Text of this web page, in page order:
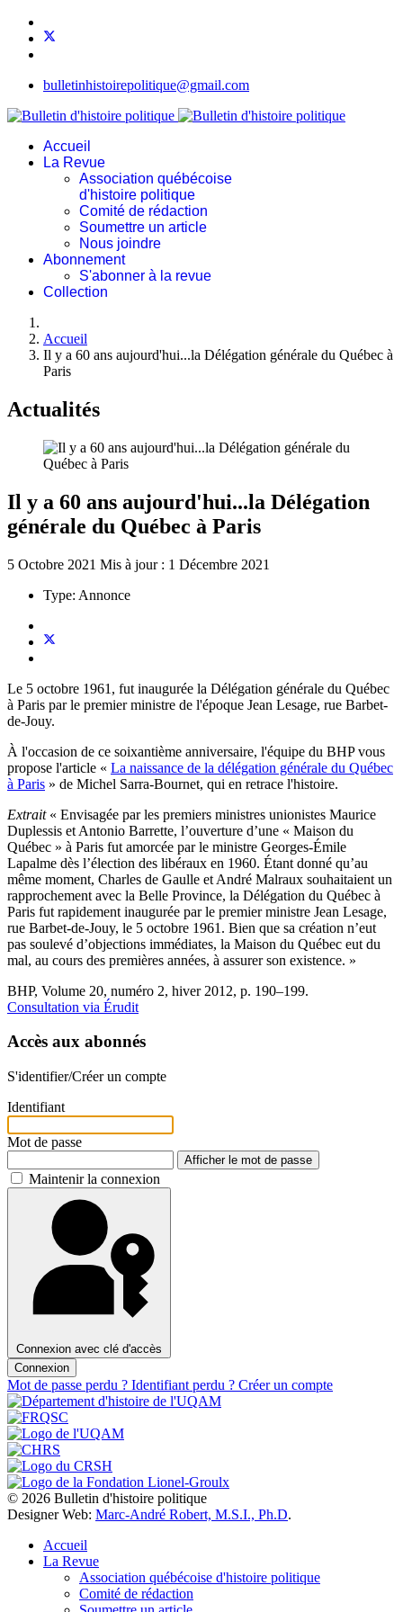
bulletinhistoirepolitique@gmail.com
Accueil
La Revue
Association québécoise
d'histoire politique
Comité de rédaction
Soumettre un article
Nous joindre
Abonnement
S'abonner à la revue
Collection
Accueil
Il y a 60 ans aujourd'hui...la Délégation générale du Québec à
Paris
Actualités
Il y a 60 ans aujourd'hui...la Délégation
générale du Québec à Paris
5 Octobre 2021 Mis à jour : 1 Décembre 2021
Type: Annonce
Le 5 octobre 1961, fut inaugurée la Délégation générale du Québec
à Paris par le premier ministre de l'époque Jean Lesage, rue Barbet-
de-Jouy.
À l'occasion de ce soixantième anniversaire, l'équipe du BHP vous
propose l'article « La naissance de la délégation générale du Québec
à Paris » de Michel Sarra-Bournet, qui en retrace l'histoire.
Extrait« Envisagée par les premiers ministres unionistes Maurice
Duplessis et Antonio Barrette, l’ouverture d’une « Maison du
Québec » à Paris fut amorcée par le ministre Georges-Émile
Lapalme dès l’élection des libéraux en 1960. Étant donné qu’au
même moment, Charles de Gaulle et André Malraux souhaitaient un
rapprochement avec la Belle Province, la Délégation du Québec à
Paris fut rapidement inaugurée par le premier ministre Jean Lesage,
rue Barbet-de-Jouy, le 5 octobre 1961. Bien que sa création n’eut
pas soulevé d’objections immédiates, la Maison du Québec eut du
mal, au cours des premières années, à assurer son existence. »
BHP, Volume 20, numéro 2, hiver 2012, p. 190–199.
Consultation via Érudit
Accès aux abonnés
S'identifier/Créer un compte
Identifiant
Mot de passe
Afficher le mot de passe
Maintenir la connexion
Connexion avec clé d'accès
Connexion
Mot de passe perdu ? Identifiant perdu ? Créer un compte
© 2026 Bulletin d'histoire politique
Designer Web: Marc-André Robert, M.S.I., Ph.D.
Accueil
La Revue
Association québécoise d'histoire politique
Comité de rédaction